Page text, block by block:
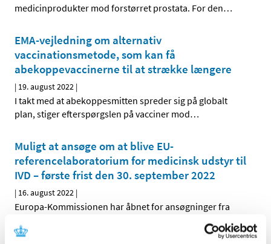
medicinprodukter mod forstørret prostata. For den…
EMA-vejledning om alternativ
vaccinationsmetode, som kan få
abekoppevaccinerne til at strække længere
| 19. august 2022 |
I takt med at abekoppesmitten spreder sig på globalt
plan, stiger efterspørgslen på vacciner mod…
Muligt at ansøge om at blive EU-
referencelaboratorium for medicinsk udstyr til
IVD – første frist den 30. september 2022
| 16. august 2022 |
Europa-Kommissionen har åbnet for ansøgninger fra